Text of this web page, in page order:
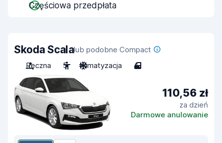
Częściowa przedpłata
Skoda Scalalub podobne Compact
Ręczna
5 Klimatyzacja 4
110,56 zł
za dzień
Darmowe anulowanie